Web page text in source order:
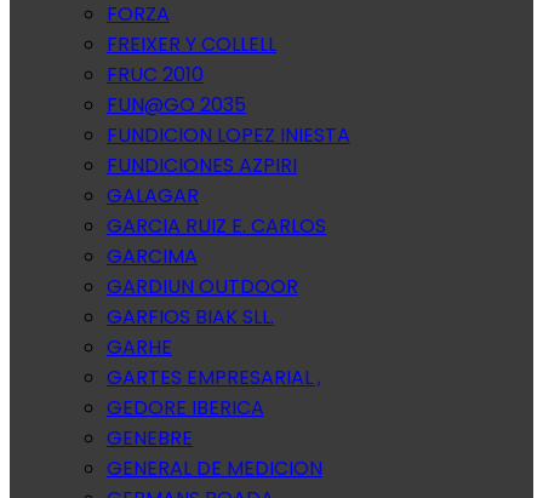
FORZA
FREIXER Y COLLELL
FRUC 2010
FUN@GO 2035
FUNDICION LOPEZ INIESTA
FUNDICIONES AZPIRI
GALAGAR
GARCIA RUIZ E. CARLOS
GARCIMA
GARDIUN OUTDOOR
GARFIOS BIAK SLL.
GARHE
GARTES EMPRESARIAL ,
GEDORE IBERICA
GENEBRE
GENERAL DE MEDICION